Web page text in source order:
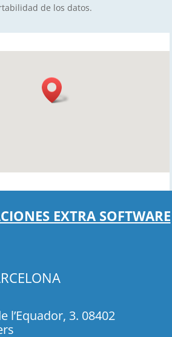
de los datos.
EXTRA SOFTWARE
l’Equador, 3. 08402